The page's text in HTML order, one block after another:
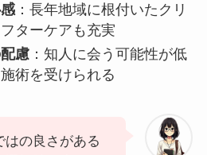
：長年地域に根付いたクリ
ターケアも充実
慮：知人に会う可能性が低
術を受けられる
はの良さがある